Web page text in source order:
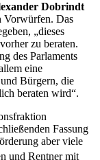
Dobrindt
Vorwürfen. Das
„dieses
zu beraten.
des Parlaments
eine
Bürgern, die
beraten wird“.
Fassung
aber viele
und Rentner mit